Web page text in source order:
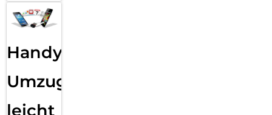
Handy
Umzug
leicht